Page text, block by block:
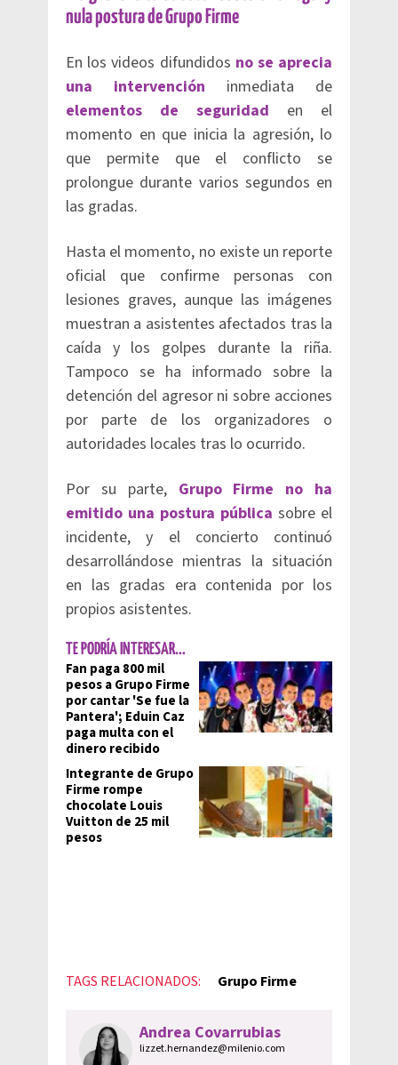
nula postura de Grupo Firme
En los videos difundidos no se aprecia
una intervención inmediata de
elementos de seguridad en el
momento en que inicia la agresión, lo
que permite que el conflicto se
prolongue durante varios segundos en
las gradas.
Hasta el momento, no existe un reporte
oficial que confirme personas con
lesiones graves, aunque las imágenes
muestran a asistentes afectados tras la
caída y los golpes durante la riña.
Tampoco se ha informado sobre la
detención del agresor ni sobre acciones
por parte de los organizadores o
autoridades locales tras lo ocurrido.
Por su parte, Grupo Firme no ha
emitido una postura pública sobre el
incidente, y el concierto continuó
desarrollándose mientras la situación
en las gradas era contenida por los
propios asistentes.
TE PODRÍA INTERESAR...
Fan paga 800 mil
pesos a Grupo Firme
por cantar 'Se fue la
Pantera'; Eduin Caz
paga multa con el
dinero recibido
Integrante de Grupo
Firme rompe
chocolate Louis
Vuitton de 25 mil
pesos
TAGS RELACIONADOS: Grupo Firme
Andrea Covarrubias
lizzet.hernandez@milenio.com